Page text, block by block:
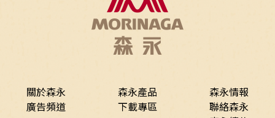
關於森永 森永產品
森永情報
廣告頻道
下載專區
聯絡森永